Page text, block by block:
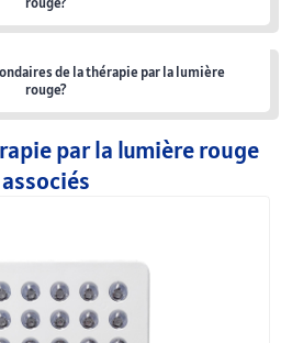
de la thérapie par la lumière
rouge?
par la lumière rouge
associés